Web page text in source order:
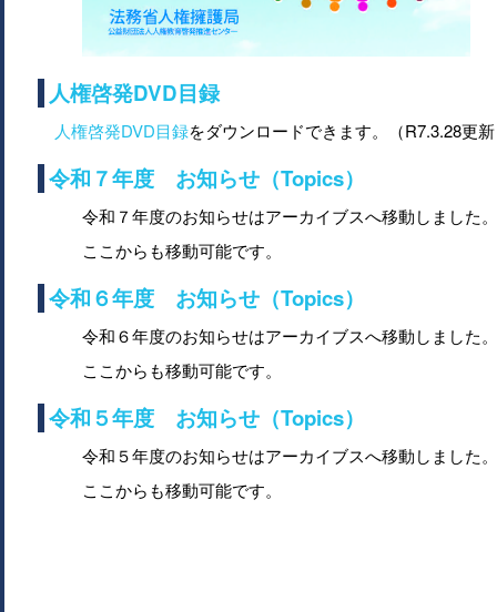
人権啓発DVD目録
人権啓発DVD目録をダウンロードできます。（R7.3.28更
令和７年度 お知らせ（Topics）
令和７年度のお知らせはアーカイブスへ移動しました。
ここからも移動可能です。
令和６年度 お知らせ（Topics）
令和６年度のお知らせはアーカイブスへ移動しました。
ここからも移動可能です。
令和５年度 お知らせ（Topics）
令和５年度のお知らせはアーカイブスへ移動しました。
ここからも移動可能です。